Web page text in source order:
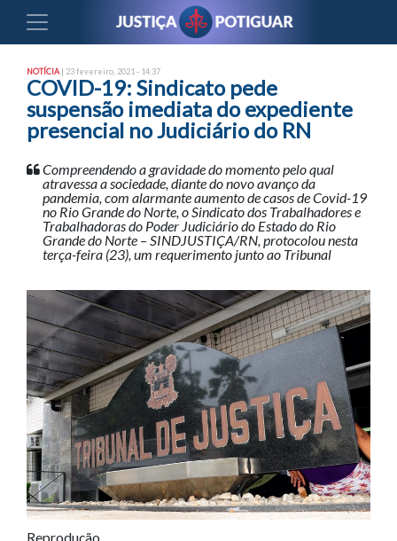
NOTÍCIA | 23 fevereiro, 2021 - 14:37
COVID-19: Sindicato pede
suspensão imediata do expediente
presencial no Judiciário do RN
Compreendendo a gravidade do momento pelo qual
atravessa a sociedade, diante do novo avanço da
pandemia, com alarmante aumento de casos de Covid-19
no Rio Grande do Norte, o Sindicato dos Trabalhadores e
Trabalhadoras do Poder Judiciário do Estado do Rio
Grande do Norte – SINDJUSTIÇA/RN, protocolou nesta
terça-feira (23), um requerimento junto ao Tribunal
Reprodução